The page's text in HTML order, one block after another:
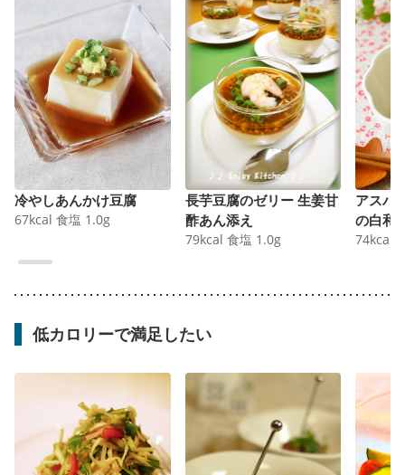
冷やしあんかけ豆腐
67kcal 食塩 1.0g
長芋豆腐のゼリー 生姜甘
酢あん添え
79kcal 食塩 1.0g
アスパ
の白和
74kcal
低カロリーで満足したい